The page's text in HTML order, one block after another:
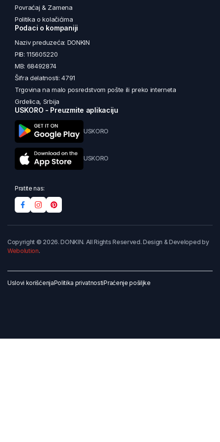
Povraćaj & Zamena
Politika o kolačićima
Podaci o kompaniji
Naziv preduzeća: DONKIN
PIB: 115605220
MB: 68492874
Šifra delatnosti: 4791
Trgovina na malo posredstvom pošte ili preko interneta
Grdelica, Srbija
USKORO - Preuzmite aplikaciju
USKORO
USKORO
Pratite nas:
Copyright © 2026. DONKIN. All Rights Reserved. Design & Developed by
Webolution.
Uslovi korišćenjaPolitika privatnostiPraćenje pošiljke